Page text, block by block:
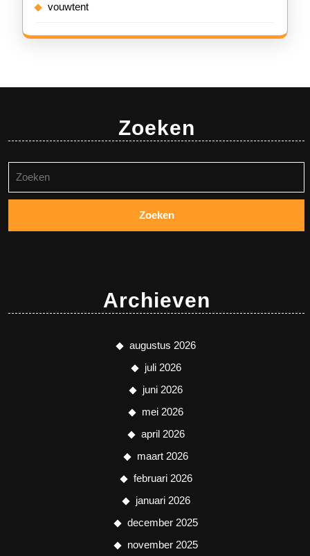
vouwtent
Zoeken
naar:
Archieven
augustus 2026
juli 2026
juni 2026
mei 2026
april 2026
maart 2026
februari 2026
januari 2026
december 2025
november 2025